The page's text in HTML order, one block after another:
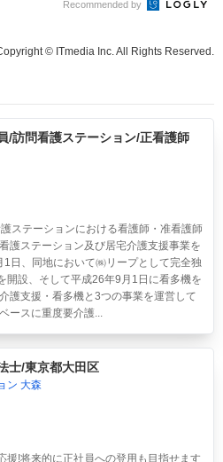
Recommended by
© ITmedia Inc. All Rights Reserved.
/訪問看護ステーション/正看護師
ステーションにおける看護師・准看護師
護ステーション及び居宅介護支援事業を
日、同地において㈱リープとして完全独
開設、そして平成26年9月1日に看多機を
護支援・看多機と3つの事業を運営して
ースに重度要介護...
士/東京都大田区
ン 大森
援!将来的に正社員への登用も目指せます